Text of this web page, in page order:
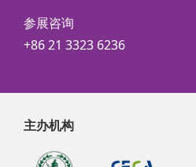
参展咨询
+86 21 3323 6236
主办机构